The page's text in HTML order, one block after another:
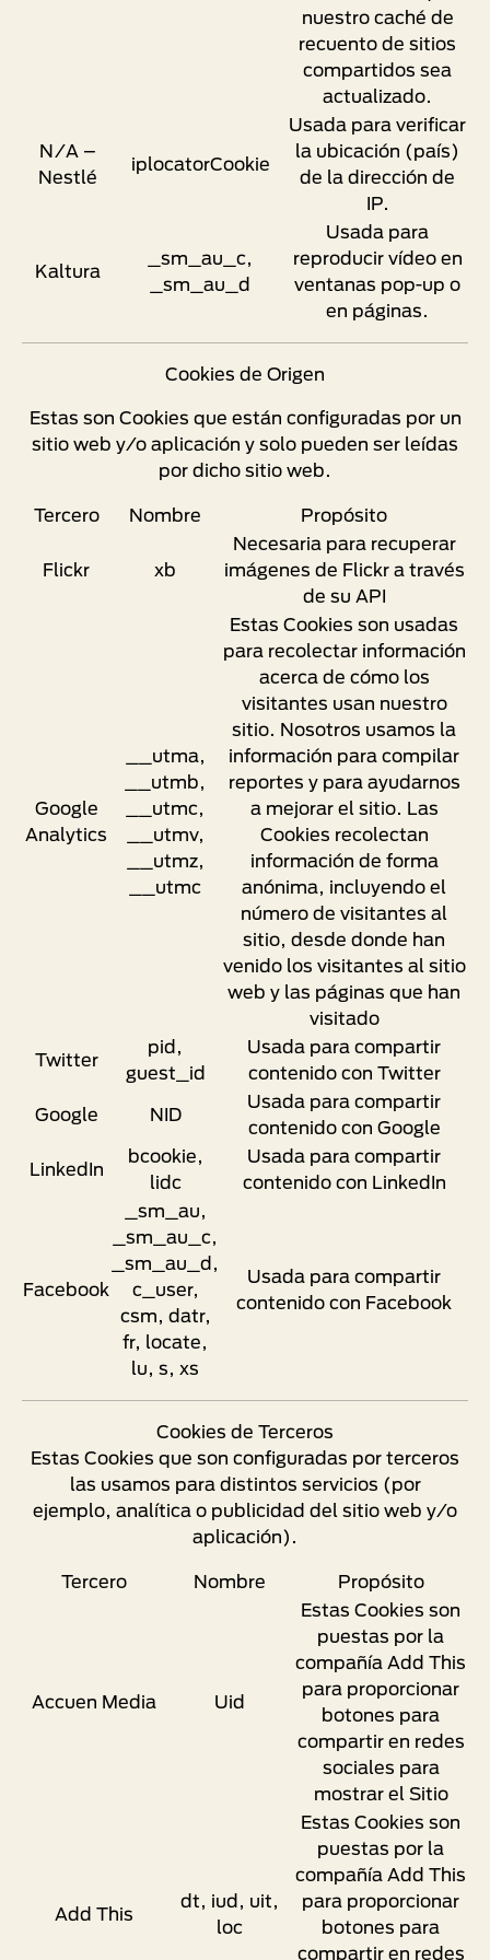
nuestro caché de
recuento de sitios
compartidos sea
actualizado.
N/A –
Nestlé
iplocatorCookie
Usada para verificar
la ubicación (país)
de la dirección de
IP.
Kaltura
_sm_au_c,
_sm_au_d
Usada para
reproducir vídeo en
ventanas pop-up o
en páginas.
Cookies de Origen
Estas son Cookies que están configuradas por un
sitio web y/o aplicación y solo pueden ser leídas
por dicho sitio web.
Tercero Nombre Propósito
Flickr xb
Necesaria para recuperar
imágenes de Flickr a través
de su API
Google
Analytics
__utma,
__utmb,
__utmc,
__utmv,
__utmz,
__utmc
Estas Cookies son usadas
para recolectar información
acerca de cómo los
visitantes usan nuestro
sitio. Nosotros usamos la
información para compilar
reportes y para ayudarnos
a mejorar el sitio. Las
Cookies recolectan
información de forma
anónima, incluyendo el
número de visitantes al
sitio, desde donde han
venido los visitantes al sitio
web y las páginas que han
visitado
Twitter
pid,
guest_id
Usada para compartir
contenido con Twitter
Google
NID
Usada para compartir
contenido con Google
LinkedIn
bcookie,
lidc
Usada para compartir
contenido con LinkedIn
Facebook
_sm_au,
_sm_au_c,
_sm_au_d,
c_user,
csm, datr,
fr, locate,
lu, s, xs
Usada para compartir
contenido con Facebook
Cookies de Terceros
Estas Cookies que son configuradas por terceros
las usamos para distintos servicios (por
ejemplo, analítica o publicidad del sitio web y/o
aplicación).
Tercero Nombre Propósito
Accuen Media Uid
Estas Cookies son
puestas por la
compañía Add This
para proporcionar
botones para
compartir en redes
sociales para
mostrar el Sitio
Add This
dt, iud, uit,
loc
Estas Cookies son
puestas por la
compañía Add This
para proporcionar
botones para
compartir en redes